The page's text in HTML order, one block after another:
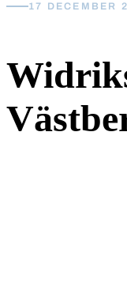
17 DECEMBER